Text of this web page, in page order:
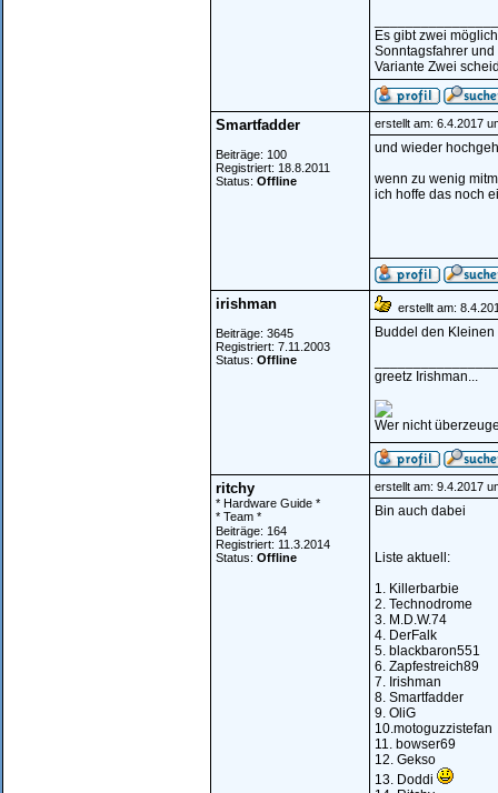
Es gibt zwei
Sonntagsfahrer und
Variante Zwei
Smartfadder
Beiträge: 100
Registriert: 18.8.2011
Status: Offline
erstellt am: 6.4.2017
und wieder
wenn zu wenig
ich hoffe das noch
irishman
Beiträge: 3645
Registriert: 7.11.2003
Status: Offline
erstellt am:
Buddel den
greetz Irishman...
Wer nicht
ritchy
* Hardware Guide *
* Team *
Beiträge: 164
Registriert: 11.3.2014
Status: Offline
erstellt am: 9.4.2017
Bin auch dabei
Liste aktuell:
1. Killerbarbie
2. Technodrome
3. M.D.W.74
4. DerFalk
5. blackbaron551
6. Zapfestreich89
7. Irishman
8. Smartfadder
9. OliG
10.motoguzzistefan
11. bowser69
12. Gekso
13. Doddi